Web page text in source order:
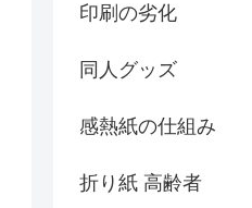
印刷の劣化
同人グッズ
感熱紙の仕組み
折り紙 高齢者